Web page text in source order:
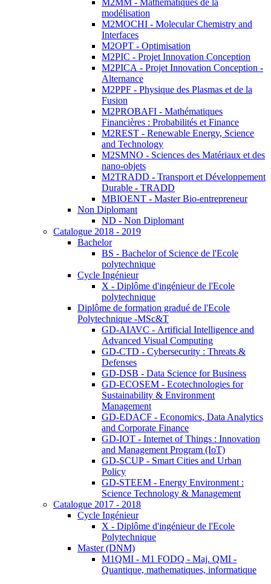
M2MM - Mathématiques de la
modélisation
M2MOCHI - Molecular Chemistry and
Interfaces
M2OPT - Optimisation
M2PIC - Projet Innovation Conception
M2PICA - Projet Innovation Conception -
Alternance
M2PPF - Physique des Plasmas et de la
Fusion
M2PROBAFI - Mathématiques
Financières : Probabilités et Finance
M2REST - Renewable Energy, Science
and Technology
M2SMNO - Sciences des Matériaux et des
nano-objets
M2TRADD - Transport et Développement
Durable - TRADD
MBIOENT - Master Bio-entrepreneur
Non Diplomant
ND - Non Diplomant
Catalogue 2018 - 2019
Bachelor
BS - Bachelor of Science de l'Ecole
polytechnique
Cycle Ingénieur
X - Diplôme d'ingénieur de l'Ecole
polytechnique
Diplôme de formation gradué de l'Ecole
Polytechnique -MSc&T
GD-AIAVC - Artificial Intelligence and
Advanced Visual Computing
GD-CTD - Cybersecurity : Threats &
Defenses
GD-DSB - Data Science for Business
GD-ECOSEM - Ecotechnologies for
Sustainability & Environment
Management
GD-EDACF - Economics, Data Analytics
and Corporate Finance
GD-IOT - Internet of Things : Innovation
and Management Program (IoT)
GD-SCUP - Smart Cities and Urban
Policy
GD-STEEM - Energy Environment :
Science Technology & Management
Catalogue 2017 - 2018
Cycle Ingénieur
X - Diplôme d'ingénieur de l'Ecole
Polytechnique
Master (DNM)
M1QMI - M1 FODQ - Maj. QMI -
Quantique, mathematiques, informatique